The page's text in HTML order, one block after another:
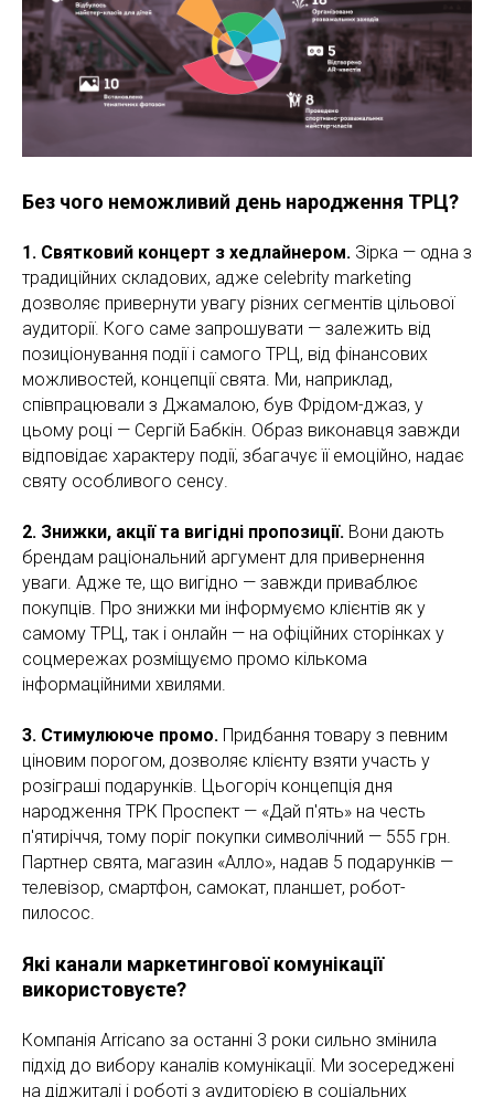
Без чого неможливий день народження ТРЦ?
1. Святковий концерт з хедлайнером. Зірка — одна з
традиційних складових, адже celebrity marketing
дозволяє привернути увагу різних сегментів цільової
аудиторії. Кого саме запрошувати — залежить від
позиціонування події і самого ТРЦ, від фінансових
можливостей, концепції свята. Ми, наприклад,
співпрацювали з Джамалою, був Фрідом-джаз, у
цьому році — Сергій Бабкін. Образ виконавця завжди
відповідає характеру події, збагачує її емоційно, надає
святу особливого сенсу.
2. Знижки, акції та вигідні пропозиції. Вони дають
брендам раціональний аргумент для привернення
уваги. Адже те, що вигідно — завжди приваблює
покупців. Про знижки ми інформуємо клієнтів як у
самому ТРЦ, так і онлайн — на офіційних сторінках у
соцмережах розміщуємо промо кількома
інформаційними хвилями.
3. Стимулююче промо. Придбання товару з певним
ціновим порогом, дозволяє клієнту взяти участь у
розіграші подарунків. Цьогоріч концепція дня
народження ТРК Проспект — «Дай п'ять» на честь
п'ятиріччя, тому поріг покупки символічний — 555 грн.
Партнер свята, магазин «Алло», надав 5 подарунків —
телевізор, смартфон, самокат, планшет, робот-
пилосос.
Які канали маркетингової комунікації
використовуєте?
Компанія Arricano за останні 3 роки сильно змінила
підхід до вибору каналів комунікації. Ми зосереджені
на діджиталі і роботі з аудиторією в соціальних